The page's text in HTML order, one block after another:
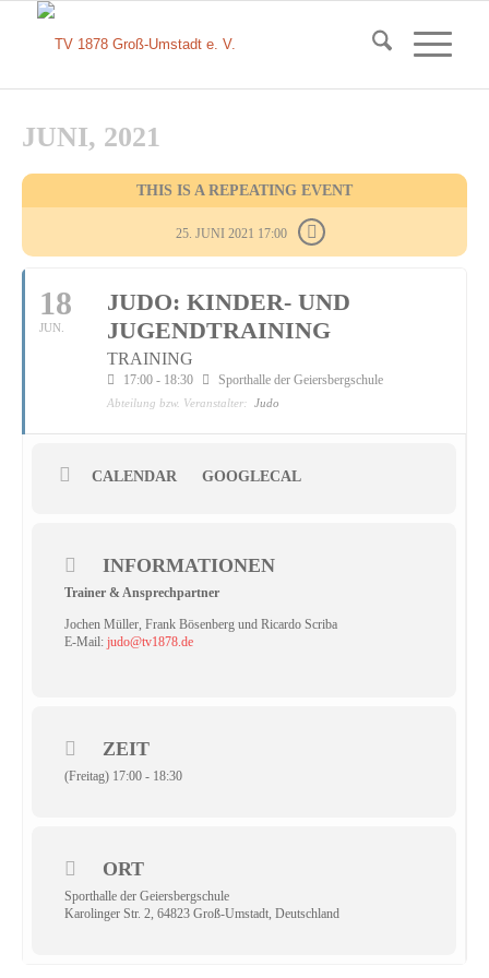
JUNI, 2021
THIS IS A REPEATING EVENT
25. JUNI 2021 17:00
18
JUN.
JUDO: KINDER- UND
JUGENDTRAINING
TRAINING
17:00 - 18:30 Sporthalle der Geiersbergschule
Abteilung bzw. Veranstalter: Judo
CALENDAR GOOGLECAL
INFORMATIONEN
Trainer & Ansprechpartner
Jochen Müller, Frank Bösenberg und Ricardo Scriba
E-Mail: judo@tv1878.de
ZEIT
(Freitag) 17:00 - 18:30
ORT
Sporthalle der Geiersbergschule
Karolinger Str. 2, 64823 Groß-Umstadt, Deutschland